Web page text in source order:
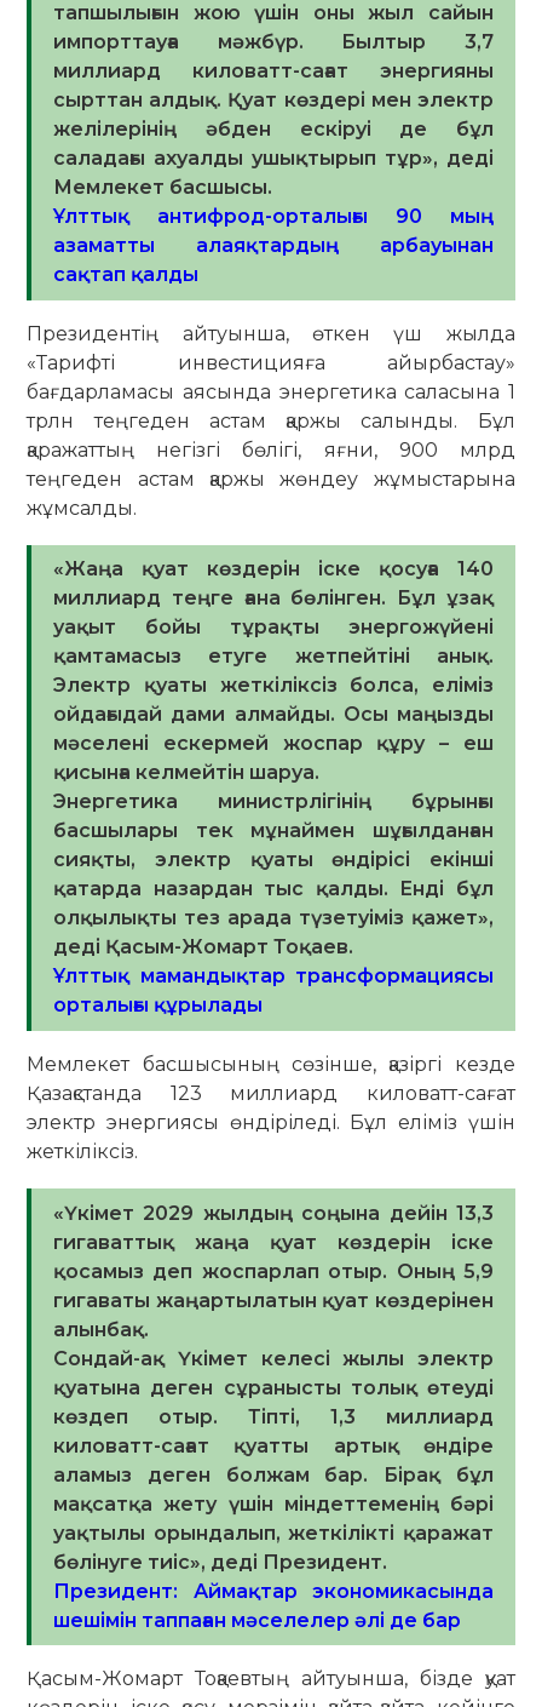
тапшылығын жою үшін оны жыл сайын
импорттауға мәжбүр. Былтыр 3,7
миллиард киловатт-сағат энергияны
сырттан алдық. Қуат көздері мен электр
желілерінің әбден ескіруі де бұл
саладағы ахуалды ушықтырып тұр», деді
Мемлекет басшысы.
Ұлттық антифрод-орталығы 90 мың
азаматты алаяқтардың арбауынан
сақтап қалды
Президентің айтуынша, өткен үш жылда
«Тарифті инвестицияға айырбастау»
бағдарламасы аясында энергетика саласына 1
трлн теңгеден астам қаржы салынды. Бұл
қаражаттың негізгі бөлігі, яғни, 900 млрд
теңгеден астам қаржы жөндеу жұмыстарына
жұмсалды.
«Жаңа қуат көздерін іске қосуға 140
миллиард теңге ғана бөлінген. Бұл ұзақ
уақыт бойы тұрақты энергожүйені
қамтамасыз етуге жетпейтіні анық.
Электр қуаты жеткіліксіз болса, еліміз
ойдағыдай дами алмайды. Осы маңызды
мәселені ескермей жоспар құру – еш
қисынға келмейтін шаруа.
Энергетика министрлігінің бұрынғы
басшылары тек мұнаймен шұғылданған
сияқты, электр қуаты өндірісі екінші
қатарда назардан тыс қалды. Енді бұл
олқылықты тез арада түзетуіміз қажет»,
деді Қасым-Жомарт Тоқаев.
Ұлттық мамандықтар трансформациясы
орталығы құрылады
Мемлекет басшысының сөзінше, қазіргі кезде
Қазақстанда 123 миллиард киловатт-сағат
электр энергиясы өндіріледі. Бұл еліміз үшін
жеткіліксіз.
«Үкімет 2029 жылдың соңына дейін 13,3
гигаваттық жаңа қуат көздерін іске
қосамыз деп жоспарлап отыр. Оның 5,9
гигаваты жаңартылатын қуат көздерінен
алынбақ.
Сондай-ақ Үкімет келесі жылы электр
қуатына деген сұранысты толық өтеуді
көздеп отыр. Тіпті, 1,3 миллиард
киловатт-сағат қуатты артық өндіре
аламыз деген болжам бар. Бірақ бұл
мақсатқа жету үшін міндеттеменің бәрі
уақтылы орындалып, жеткілікті қаражат
бөлінуге тиіс», деді Президент.
Президент: Аймақтар экономикасында
шешімін таппаған мәселелер әлі де бар
Қасым-Жомарт Тоқаевтың айтуынша, бізде қуат